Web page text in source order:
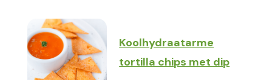
Koolhydraatarme
tortilla chips met dip